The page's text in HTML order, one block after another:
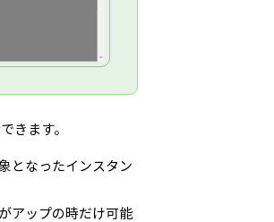
きます。
となったインスタン
アップの時だけ可能